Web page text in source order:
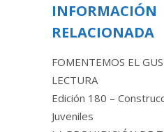
INFORMACIÓN
RELACIONADA
FOMENTEMOS EL
LECTURA
Edición 180 –
Juveniles